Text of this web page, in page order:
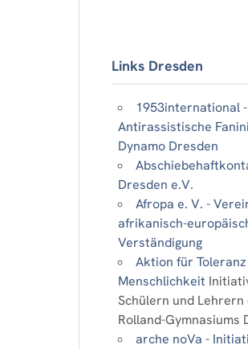
Links Dresden
1953international -
Antirassistische
Dynamo Dresden
Dresden e.V.
Afropa e. V. -
afrikanisch-
Verständigung
Aktion für
Menschlichkeit
Schülern und Lehrern
Rolland-Gymnasiums
arche noVa -